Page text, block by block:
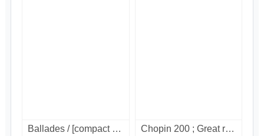
Ballades / [compact disc]. Chopin 200 ; Great recordings / Vol. 2 : ballades & scherzos. [compact disc].